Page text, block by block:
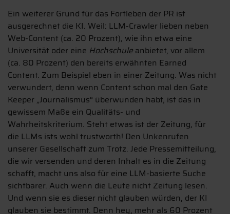
Ein weiterer Grund für das Fortleben der PR ist
ausgerechnet die KI. Weil: LLM-Crawler lieben neben
Web-Content (ca. 20 Prozent), wie ihn etwa eine
Universität oder eine Hochschule anbietet, vor allem
(ca. 80 Prozent) den bereits erwähnten Earned
Content. Zum Beispiel eben in einer Zeitung. Was nicht
verwundert, denn wenn Content schon mal den Gate
Keeper „Journalismus“ überwunden habt, ist das in
gewissem Maße ein Qualitäts- und
Wahrheitskriterium. Steht etwas ist der Zeitung, für
die LLMs ists wohl trustworth! Den Unkenrufen
unserer Gesellschaft zum Trotz. Jede Pressemitteilung,
die wir versenden und deren Inhalt es in die Zeitung
schafft, macht uns also für eine LLM-basierte Suche
sichtbarer. Auch wenn die Leute nicht Zeitung lesen.
Und wenn sie es dieser nicht glauben würden, der KI
glauben sie bestimmt. Denn hey, mehr als 60 Prozent